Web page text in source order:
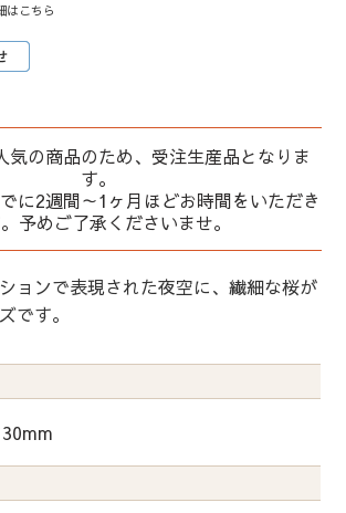
はこちら
気の商品のため、受注生産品となりま
す。
に2週間～1ヶ月ほどお時間をいただき
予めご了承くださいませ。
ョンで表現された夜空に、繊細な桜が
です。